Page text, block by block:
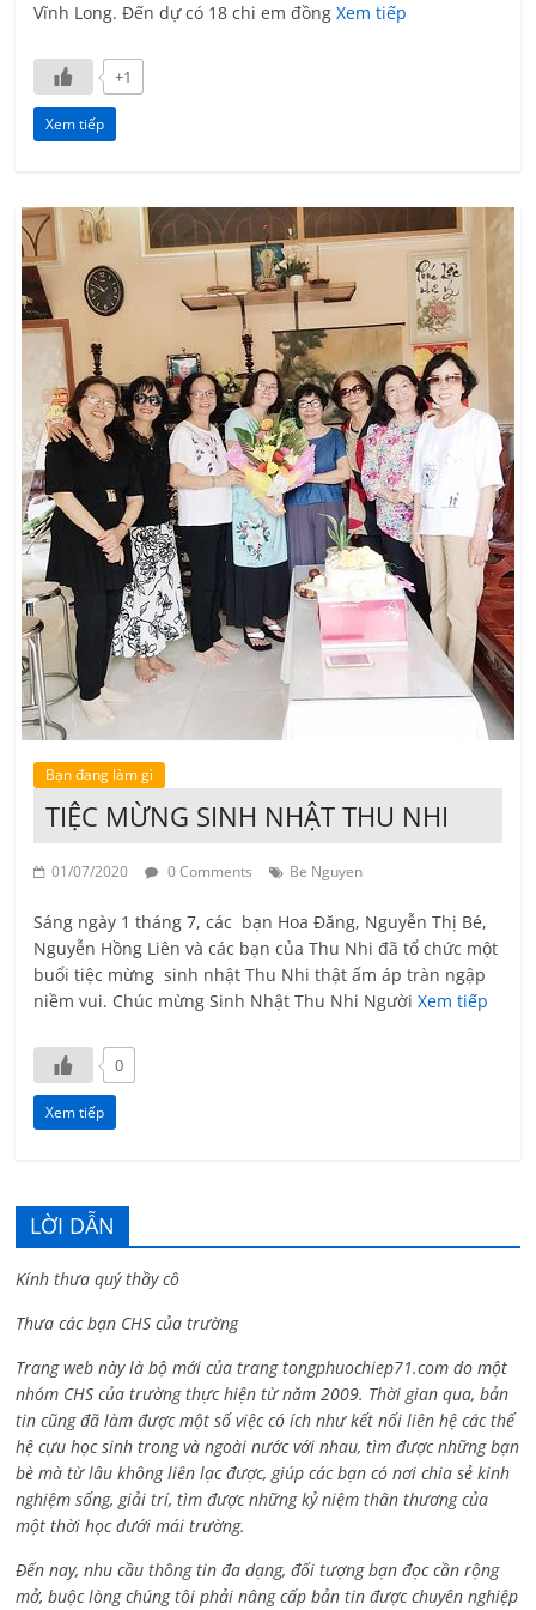
Vĩnh Long. Đến dự có 18 chi em đồngXem tiếp
+1
Xem tiếp
Bạn đang làm gì
TIỆC MỪNG SINH NHẬT THU NHI
01/07/2020 0 Comments Be Nguyen
Sáng ngày 1 tháng 7, các bạn Hoa Đăng, Nguyễn Thị Bé,
Nguyễn Hồng Liên và các bạn của Thu Nhi đã tổ chức một
buổi tiệc mừng sinh nhật Thu Nhi thật ấm áp tràn ngập
niềm vui. Chúc mừng Sinh Nhật Thu Nhi NgườiXem tiếp
0
Xem tiếp
LỜI DẪN
Kính thưa quý thầy cô
Thưa các bạn CHS của trường
Trang web này là bộ mới của trang tongphuochiep71.com do một
nhóm CHS của trường thực hiện từ năm 2009. Thời gian qua, bản
tin cũng đã làm được một số việc có ích như kết nối liên hệ các thế
hệ cựu học sinh trong và ngoài nước với nhau, tìm được những bạn
bè mà từ lâu không liên lạc được, giúp các bạn có nơi chia sẻ kinh
nghiệm sống, giải trí, tìm được những kỷ niệm thân thương của
một thời học dưới mái trường.
Đến nay, nhu cầu thông tin đa dạng, đối tượng bạn đọc cần rộng
mở, buộc lòng chúng tôi phải nâng cấp bản tin được chuyên nghiệp